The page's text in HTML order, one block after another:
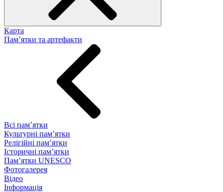
Карта
Пам’ятки та артефакти
Всі пам’ятки
Культурні пам’ятки
Релігійні пам’ятки
Історичні пам’ятки
Пам’ятки UNESCO
Фотогалерея
Відео
Інформація